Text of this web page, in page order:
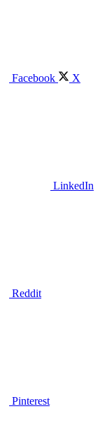
Facebook X
LinkedIn
Reddit
Pinterest